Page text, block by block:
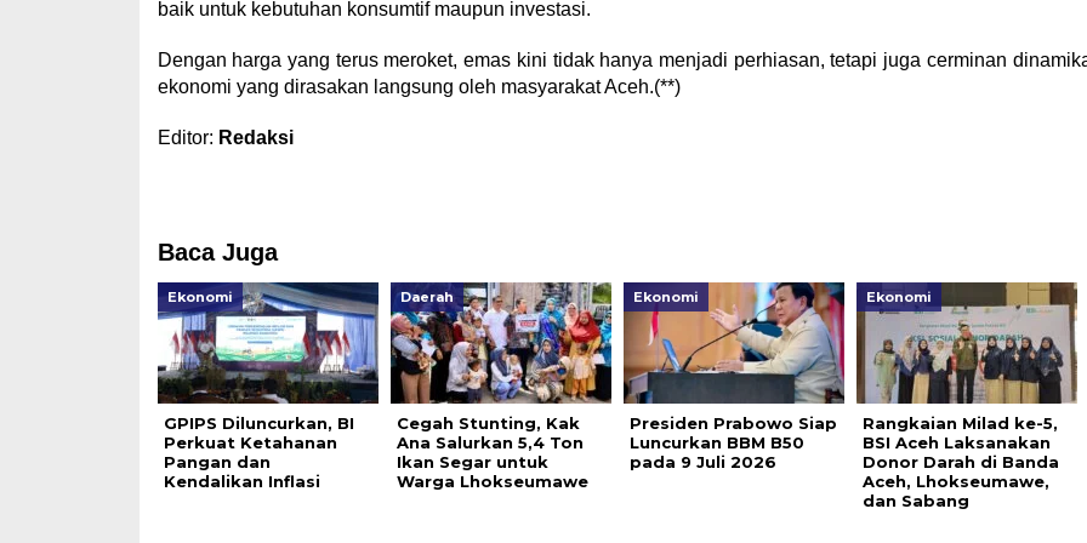
baik untuk kebutuhan konsumtif maupun investasi.
Dengan harga yang terus meroket, emas kini tidak hanya menjadi perhiasan, tetapi juga cerminan
ekonomi yang dirasakan langsung oleh masyarakat Aceh.(**)
Editor: Redaksi
Baca Juga
Ekonomi
GPIPS Diluncurkan, BI
Perkuat Ketahanan
Pangan dan
Kendalikan Inflasi
Daerah
Cegah Stunting, Kak
Ana Salurkan 5,4 Ton
Ikan Segar untuk
Warga Lhokseumawe
Ekonomi
Presiden Prabowo Siap
Luncurkan BBM B50
pada 9 Juli 2026
Ekonomi
Rangkaian Milad ke-5,
BSI Aceh Laksanakan
Donor Darah di Banda
Aceh, Lhokseumawe,
dan Sabang